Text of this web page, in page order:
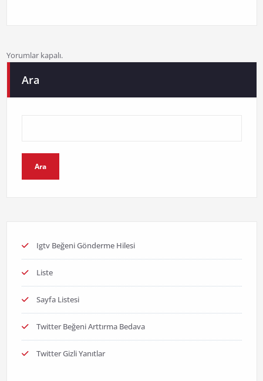
Yorumlar kapalı.
Ara
Ara
Igtv Beğeni Gönderme Hilesi
Liste
Sayfa Listesi
Twitter Beğeni Arttırma Bedava
Twitter Gizli Yanıtlar